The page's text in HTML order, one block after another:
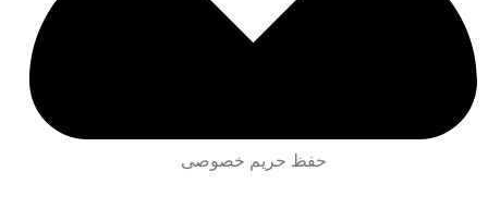
حفظ حریم خصوصی